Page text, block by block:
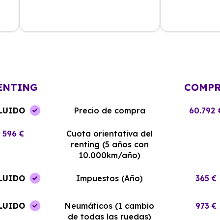
Precio de compra 60.792
596 €
Cuota orientativa del
renting (5 años con
10.000km/año)
Impuestos (Año) 365 €
Neumáticos (1 cambio
de todas las ruedas)
973 €